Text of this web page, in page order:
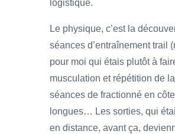
logistique.
Le physique, c’est la
séances d’entraînement trail
pour moi qui étais plutôt à
musculation et répétition de
séances de fractionné en
longues… Les sorties, qui
en distance, avant ça,